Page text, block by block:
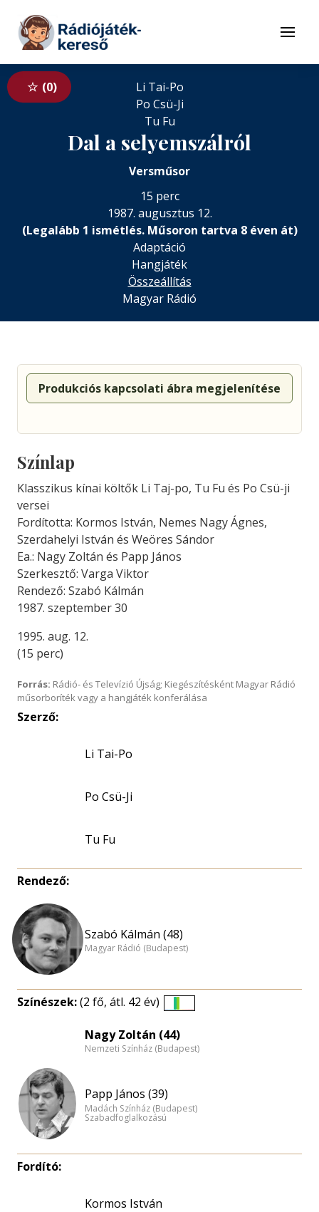
Tovább a tartalomhoz
Menü
0
Li Tai-Po
Po Csü-Ji
Tu Fu
Dal a selyemszálról
Versműsor
15 perc
1987. augusztus 12.
(Legalább 1 ismétlés. Műsoron tartva 8 éven át)
Adaptáció
Hangjáték
Összeállítás
Magyar Rádió
Produkciós kapcsolati ábra megjelenítése
Színlap
Klasszikus kínai költők Li Taj-po, Tu Fu és Po Csü-ji
versei
Fordította: Kormos István, Nemes Nagy Ágnes,
Szerdahelyi István és Weöres Sándor
Ea.: Nagy Zoltán és Papp János
Szerkesztő: Varga Viktor
Rendező: Szabó Kálmán
1987. szeptember 30
1995. aug. 12.
(15 perc)
Forrás: Rádió- és Televízió Újság; Kiegészítésként Magyar Rádió
műsorboríték vagy a hangjáték konferálása
Szerző:
Li Tai-Po
Po Csü-Ji
Tu Fu
Rendező:
Szabó Kálmán (48)
Magyar Rádió (Budapest)
Színészek:(2 fő, átl. 42 év)
eloszlás
nagyítása
Nagy Zoltán (44)
Nemzeti Színház (Budapest)
Papp János (39)
Madách Színház (Budapest)
Szabadfoglalkozású
Fordító:
Kormos István